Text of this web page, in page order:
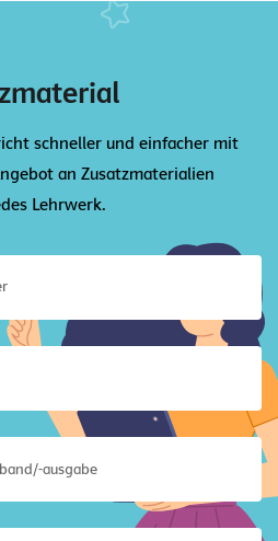
schneller und einfacher mit
an Zusatzmaterialien
Lehrwerk.
ausgabe